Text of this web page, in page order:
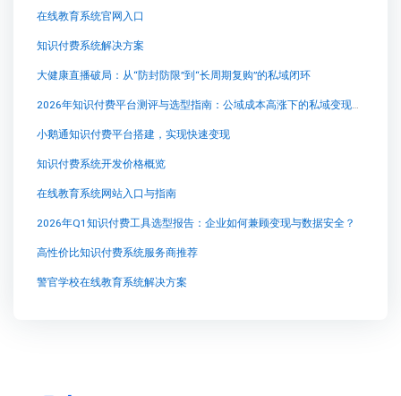
在线教育系统官网入口
知识付费系统解决方案
大健康直播破局：从“防封防限”到“长周期复购”的私域闭环
2026年知识付费平台测评与选型指南：公域成本高涨下的私域变现策略
小鹅通知识付费平台搭建，实现快速变现
知识付费系统开发价格概览
在线教育系统网站入口与指南
2026年Q1知识付费工具选型报告：企业如何兼顾变现与数据安全？
高性价比知识付费系统服务商推荐
警官学校在线教育系统解决方案